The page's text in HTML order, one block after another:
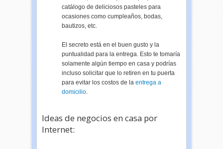
catálogo de deliciosos pasteles para
ocasiones como cumpleaños, bodas,
bautizos, etc.
El secreto está en el buen gusto y la
puntualidad para la entrega. Esto te tomaría
solamente algún tiempo en casa y podrías
incluso solicitar que lo retiren en tu puerta
para evitar los costos de laentrega a
domicilio.
Ideas de negocios en casa por
Internet: